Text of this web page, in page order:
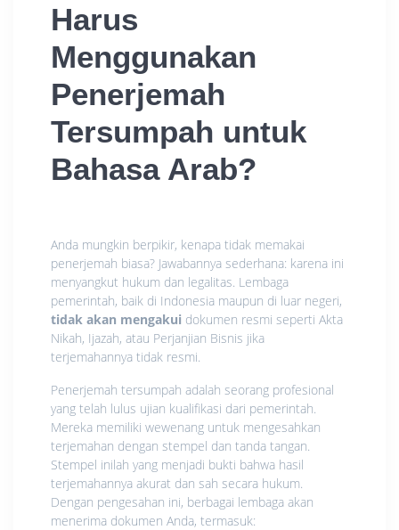
Harus
Menggunakan
Penerjemah
Tersumpah untuk
Bahasa Arab?
Anda mungkin berpikir, kenapa tidak memakai
penerjemah biasa? Jawabannya sederhana: karena ini
menyangkut hukum dan legalitas. Lembaga
pemerintah, baik di Indonesia maupun di luar negeri,
tidak akan mengakui dokumen resmi seperti Akta
Nikah, Ijazah, atau Perjanjian Bisnis jika
terjemahannya tidak resmi.
Penerjemah tersumpah adalah seorang profesional
yang telah lulus ujian kualifikasi dari pemerintah.
Mereka memiliki wewenang untuk mengesahkan
terjemahan dengan stempel dan tanda tangan.
Stempel inilah yang menjadi bukti bahwa hasil
terjemahannya akurat dan sah secara hukum.
Dengan pengesahan ini, berbagai lembaga akan
menerima dokumen Anda, termasuk: